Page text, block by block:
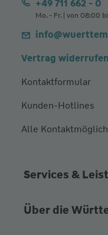
+49 711 662 - 0
Mo. - Fr. | von 08:00
Vertrag widerrufen
Kontaktformular
Kunden-Hotlines
Alle
Services &
Über die